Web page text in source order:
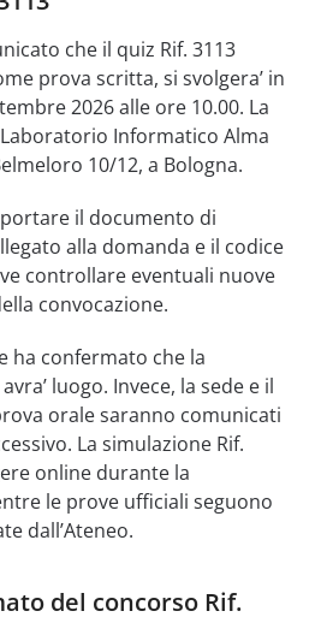
che il quiz Rif. 3113
prova scritta, si svolgera’ in
2026 alle ore 10.00. La
Laboratorio Informatico Alma
10/12, a Bologna.
il documento di
alla domanda e il codice
controllare eventuali nuove
convocazione.
ha confermato che la
luogo. Invece, la sede e il
orale saranno comunicati
La simulazione Rif.
online durante la
le prove ufficiali seguono
dall’Ateneo.
del concorso Rif.